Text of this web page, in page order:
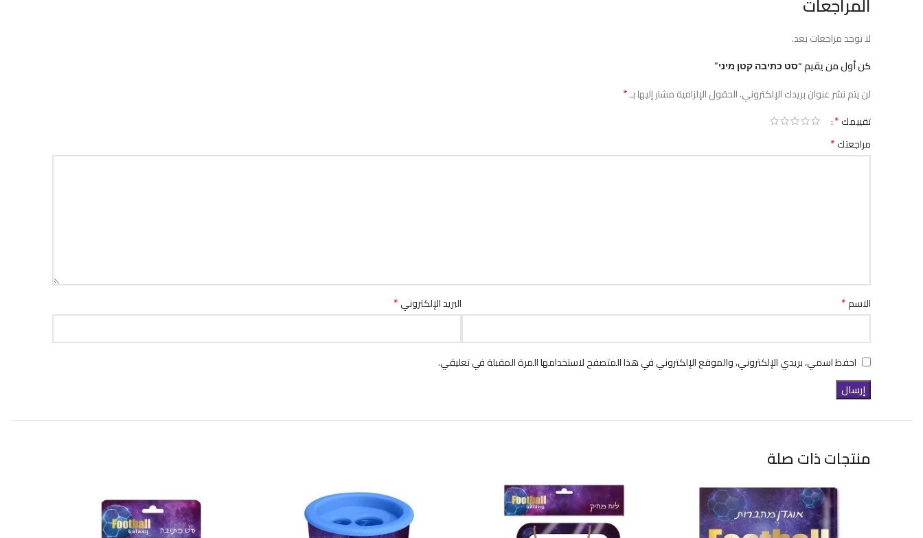
لا توجد مراجعات بعد.
كن أول من يقيم “סט כתיבה קטן מיני”
لن يتم نشر عنوان بريدك الإلكتروني.الحقول الإلزامية مشار إليها بـ*
تقييمك*
مراجعتك*
الاسم* البريد الإلكتروني*
احفظ اسمي، بريدي الإلكتروني، والموقع الإلكتروني في هذا المتصفح لاستخدامها المرة المقبلة في تعليقي.
منتجات ذات صلة